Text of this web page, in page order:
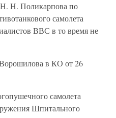
Н. Поликарпова по
самолета
ВВС в то время не
в КО от 26
самолета
Шпитального